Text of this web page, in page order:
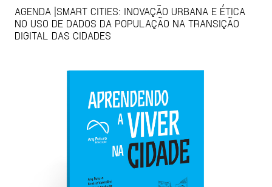
AGENDA |SMART CITIES: INOVAÇÃO URBANA E ÉTICA
NO USO DE DADOS DA POPULAÇÃO NA TRANSIÇÃO
DIGITAL DAS CIDADES